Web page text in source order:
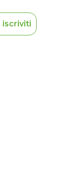
iscriviti